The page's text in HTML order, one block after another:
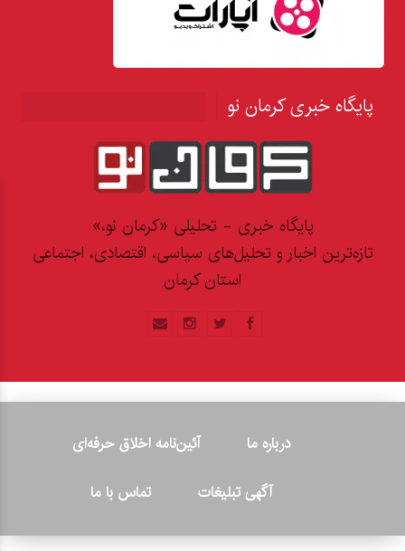
پایگاه خبری کرمان نو
پایگاه خبری - تحلیلی «کرمان نو،»
تازه‌ترین اخبار و تحلیل‌های سیاسی، اقتصادی، اجتماعی
استان کرمان
درباره ما
آئین‌نامه اخلاق حرفه‌ای
آگهی تبلیغات
تماس با ما